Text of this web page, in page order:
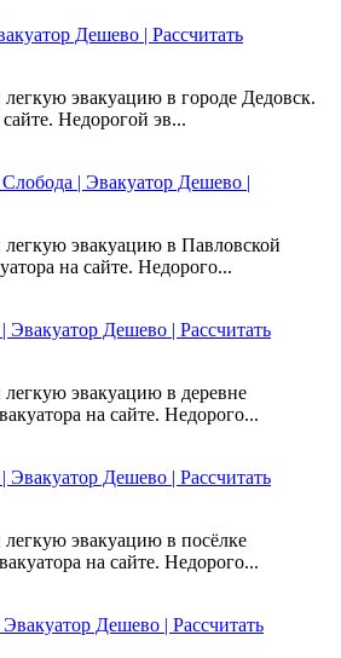
Дешево | Рассчитать
эвакуацию в городе Дедовск.
Недорогой эв...
| Эвакуатор Дешево |
эвакуацию в Павловской
на сайте. Недорого...
Эвакуатор Дешево | Рассчитать
эвакуацию в деревне
на сайте. Недорого...
Эвакуатор Дешево | Рассчитать
эвакуацию в посёлке
на сайте. Недорого...
Дешево | Рассчитать